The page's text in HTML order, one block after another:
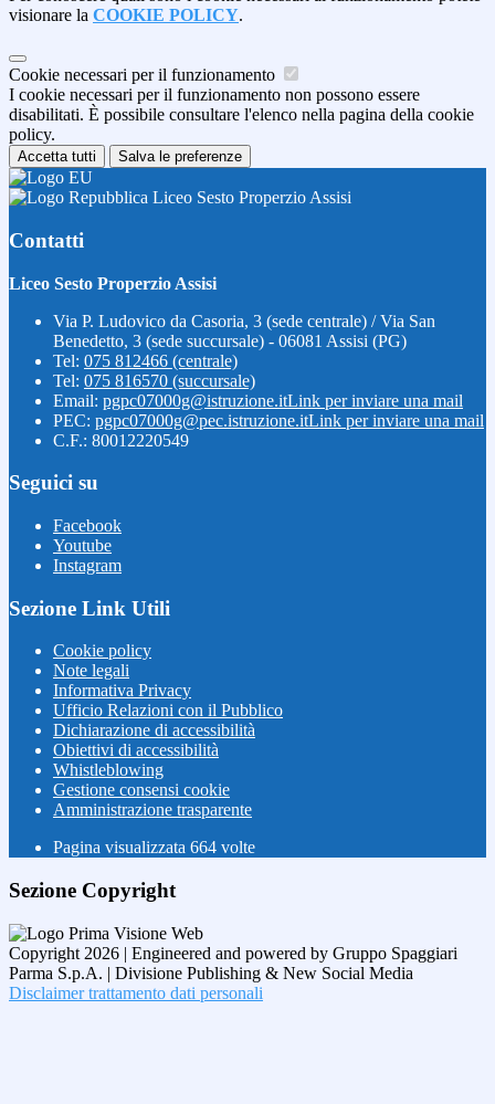
visionare la COOKIE POLICY.
Cookie necessari per il funzionamento
I cookie necessari per il funzionamento non possono essere
disabilitati. È possibile consultare l'elenco nella pagina della cookie
policy.
Accetta tutti Salva le preferenze
Liceo Sesto Properzio Assisi
Contatti
Liceo Sesto Properzio Assisi
Via P. Ludovico da Casoria, 3 (sede centrale) / Via San
Benedetto, 3 (sede succursale) - 06081 Assisi (PG)
Tel: 075 812466 (centrale)
Tel: 075 816570 (succursale)
Email: pgpc07000g@istruzione.itLink per inviare una mail
PEC: pgpc07000g@pec.istruzione.itLink per inviare una mail
C.F.: 80012220549
Seguici su
Facebook
Youtube
Instagram
Sezione Link Utili
Cookie policy
Note legali
Informativa Privacy
Ufficio Relazioni con il Pubblico
Dichiarazione di accessibilità
Obiettivi di accessibilità
Whistleblowing
Gestione consensi cookie
Amministrazione trasparente
Pagina visualizzata 664 volte
Sezione Copyright
Copyright 2026 | Engineered and powered by Gruppo Spaggiari
Parma S.p.A. | Divisione Publishing & New Social Media
Disclaimer trattamento dati personali